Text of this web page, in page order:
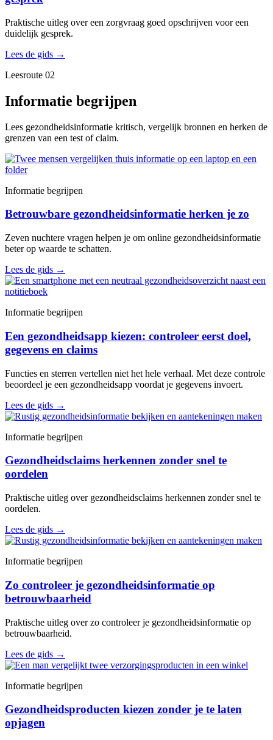
Praktische uitleg over een zorgvraag goed opschrijven voor een
duidelijk gesprek.
Lees de gids →
Leesroute 02
Informatie begrijpen
Lees gezondheidsinformatie kritisch, vergelijk bronnen en herken de
grenzen van een test of claim.
Informatie begrijpen
Betrouwbare gezondheidsinformatie herken je zo
Zeven nuchtere vragen helpen je om online gezondheidsinformatie
beter op waarde te schatten.
Lees de gids →
Informatie begrijpen
Een gezondheidsapp kiezen: controleer eerst doel,
gegevens en claims
Functies en sterren vertellen niet het hele verhaal. Met deze controle
beoordeel je een gezondheidsapp voordat je gegevens invoert.
Lees de gids →
Informatie begrijpen
Gezondheidsclaims herkennen zonder snel te
oordelen
Praktische uitleg over gezondheidsclaims herkennen zonder snel te
oordelen.
Lees de gids →
Informatie begrijpen
Zo controleer je gezondheidsinformatie op
betrouwbaarheid
Praktische uitleg over zo controleer je gezondheidsinformatie op
betrouwbaarheid.
Lees de gids →
Informatie begrijpen
Gezondheidsproducten kiezen zonder je te laten
opjagen